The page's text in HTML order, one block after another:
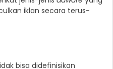
iklan secara terus-
bisa didefinisikan